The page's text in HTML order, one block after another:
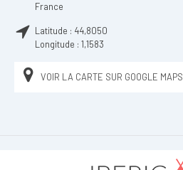
France
Latitude : 44,8050
Longitude : 1,1583
VOIR LA CARTE SUR GOOGLE MAPS